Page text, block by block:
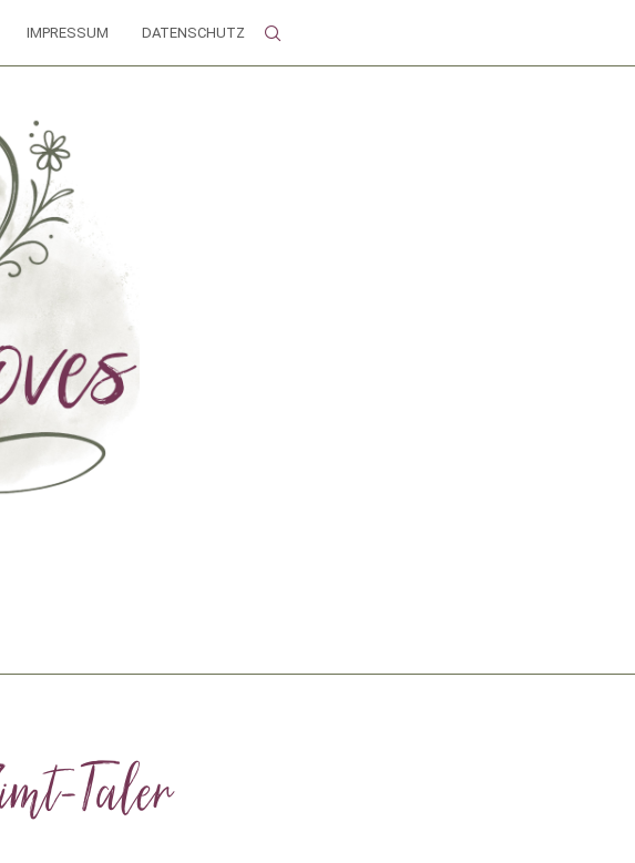
IMPRESSUM DATENSCHUTZ
Taler